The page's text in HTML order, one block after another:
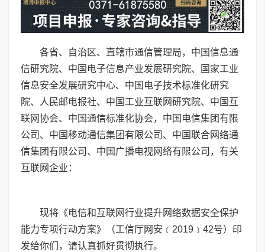
各省、自治区、直辖市通信管理局，中国信息通
信研究院、中国电子信息产业发展研究院、国家工业
信息安全发展研究中心、中国电子技术标准化研究
院、人民邮电报社、中国工业互联网研究院、中国互
联网协会、中国通信标准化协会，中国电信集团有限
公司、中国移动通信集团有限公司、中国联合网络通
信集团有限公司、中国广播电视网络有限公司，有关
互联网企业：
现将《电信和互联网行业提升网络数据安全保护
能力专项行动方案》（工信厅网安﹝ 2019 ﹞ 42号）印
发给你们，请认真抓好贯彻执行。